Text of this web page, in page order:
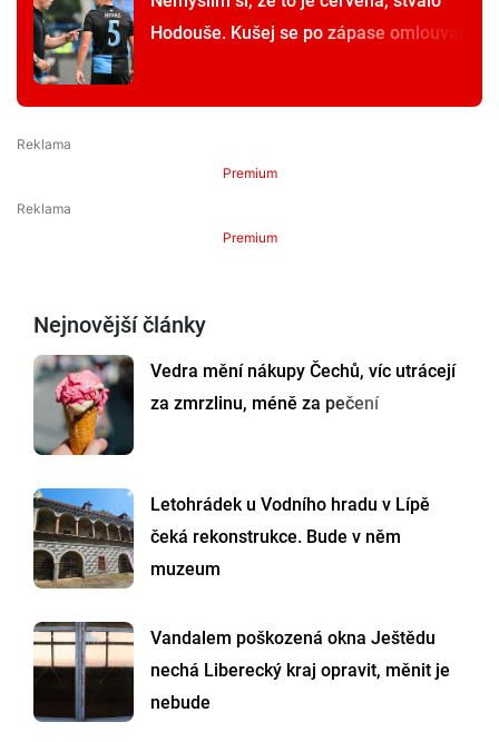
Hodouše. Kušej se po zápase omlouval
Premium
Premium
Nejnovější články
Vedra mění nákupy Čechů, víc utrácejí
za zmrzlinu, méně za pečení
Letohrádek u Vodního hradu v Lípě
čeká rekonstrukce. Bude v něm
muzeum
Vandalem poškozená okna Ještědu
nechá Liberecký kraj opravit, měnit je
nebude